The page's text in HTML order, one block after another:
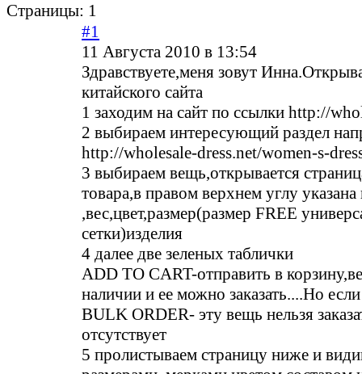
Страницы: 1
#1
11 Августа 2010 в 13:54
Здравствуете,меня зовут
китайского сайта
1 заходим на сайт по ссылки http://
2 выбираем интересующий раздел
http://wholesale-dress.net/women-s-
3 выбираем вещь,открывается
товара,в правом верхнем углу указана
,вес,цвет,размер(размер FREE
сетки)изделия
4 далее две зеленых таблички
ADD TO CART-отправить в
наличии и ее можно заказать....Но если
BULK ORDER- эту вещь нельзя
отсутствует
5 пролистываем страницу ниже и